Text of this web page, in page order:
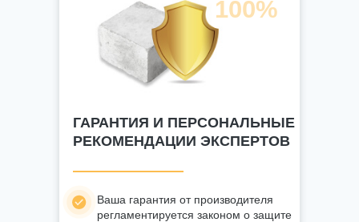
ГАРАНТИЯ И ПЕРСОНАЛЬНЫЕ
РЕКОМЕНДАЦИИ ЭКСПЕРТОВ
Ваша гарантия от производителя
регламентируется законом о защите
100%